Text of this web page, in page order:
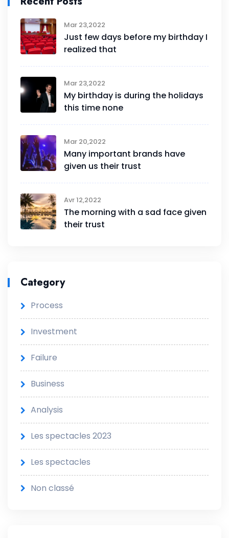
Mar 23,2022
Just few days before my birthday I
realized that
Mar 23,2022
My birthday is during the holidays
this time none
Mar 20,2022
Many important brands have
given us their trust
Avr 12,2022
The morning with a sad face given
their trust
Category
Process
Investment
Failure
Business
Analysis
Les spectacles 2023
Les spectacles
Non classé